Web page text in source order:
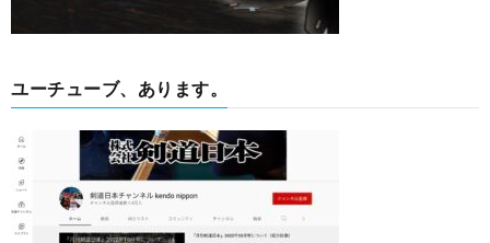
ユーチューブ、あります。